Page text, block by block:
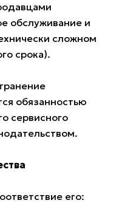
обслуживание и
сложном
срока).
обязанностью
сервисного
его: